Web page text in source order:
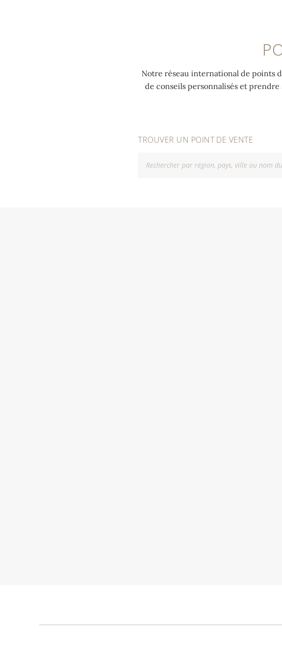
Notre réseau international de points
de conseils personnalisés et
TROUVER UN POINT DE VENTE